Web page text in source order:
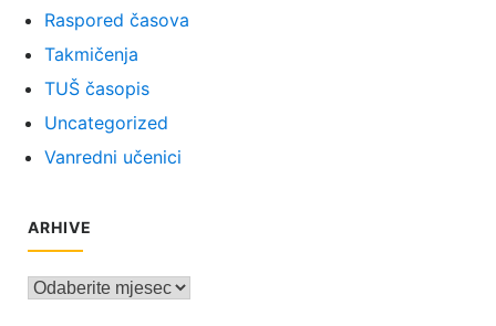
Raspored časova
Takmičenja
TUŠ časopis
Uncategorized
Vanredni učenici
ARHIVE
Arhive